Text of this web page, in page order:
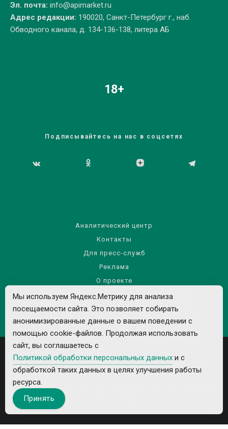
Эл. почта: info@apimarket.ru
Адрес редакции: 190020, Санкт-Петербург г., наб.
Обводного канала, д. 134-136-138, литера АБ
18+
Подписывайтесь на нас в соцсетях
Аналитический центр
Контакты
Для пресс-служб
Реклама
О проекте
Правила использования материалов сайта
Политика обработки персональных данных
Все рекламируемые товары и услуги имеют необходимые лицензии и
Мы используем Яндекс.Метрику для анализа
посещаемости сайта. Это позволяет собирать
анонимизированные данные о вашем поведении с
помощью cookie-файлов. Продолжая использовать
сайт, вы соглашаетесь с
Политикой обработки персональных данных и с
обработкой таких данных в целях улучшения работы
ресурса.
Принять